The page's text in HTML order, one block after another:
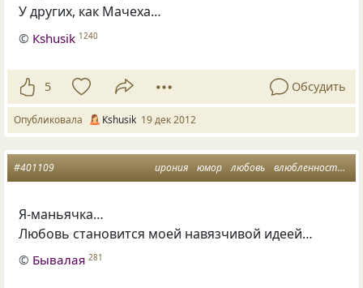
У других, как Мачеха…
© Кshusik 1240
5 Обсудить
Опубликовала Кshusik 19 дек 2012
ирония юмор любовь влюбленность
#401109
Я-маньячка…
Любовь становится моей навязчивой идеей…
© Бывалая 281